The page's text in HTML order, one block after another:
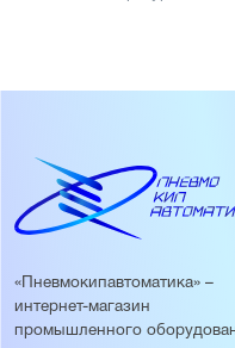
«Пневмокипавтоматика» –
интернет-магазин
промышленного